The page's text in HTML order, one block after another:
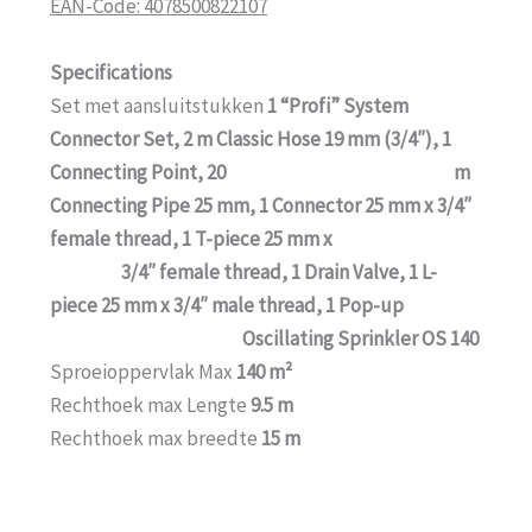
EAN-Code: 4078500822107
Specifications
Set met aansluitstukken 1 “Profi” System
Connector Set, 2 m Classic Hose 19 mm (3/4″), 1
Connecting Point, 20 m
Connecting Pipe 25 mm, 1 Connector 25 mm x 3/4″
female thread, 1 T-piece 25 mm x
3/4″ female thread, 1 Drain Valve, 1 L-
piece 25 mm x 3/4″ male thread, 1 Pop-up
Oscillating Sprinkler OS 140
Sproeioppervlak Max 140 m²
Rechthoek max Lengte9.5 m
Rechthoek max breedte 15 m